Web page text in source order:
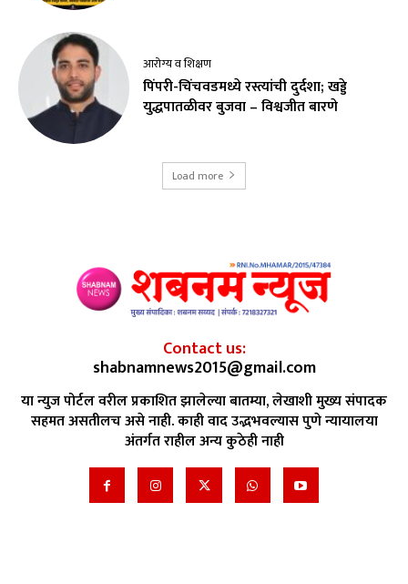
आरोग्य व शिक्षण
पिंपरी-चिंचवडमध्ये रस्त्यांची दुर्दशा; खड्डे
युद्धपातळीवर बुजवा – विश्वजीत बारणे
Load more
Contact us:
shabnamnews2015@gmail.com
या न्युज पोर्टल वरील प्रकाशित झालेल्या बातम्या, लेखाशी मुख्य संपादक
सहमत असतीलच असे नाही. काही वाद उद्भभवल्यास पुणे न्यायालया
अंतर्गत राहील अन्य कुठेही नाही